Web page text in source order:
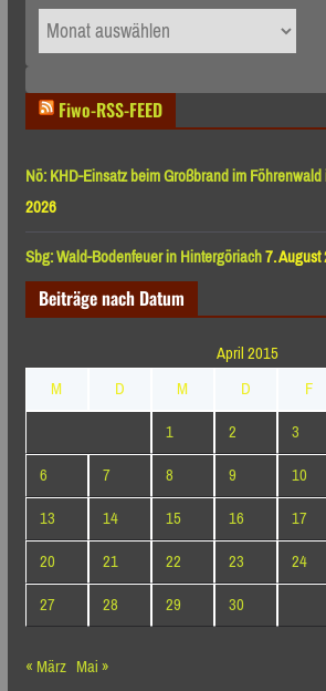
Archiv
nach
Fiwo-RSS-FEED
Nö: KHD-Einsatz beim Großbrand im
2026
Sbg: Wald-Bodenfeuer in Hintergöriach7.
Beiträge nach Datum
April 2015
M
D M D F
1
2 3
6
7 8 9 10
13
14 15 16 17
20
21 22 23 24
27
28 29
30
« März Mai »